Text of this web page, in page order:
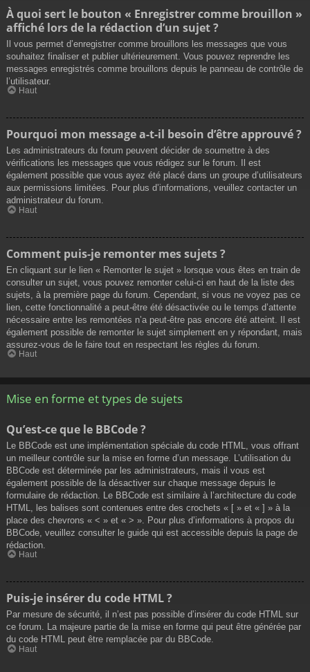
À quoi sert le bouton « Enregistrer comme brouillon »
affiché lors de la rédaction d’un sujet ?
Il vous permet d’enregistrer comme brouillons les messages que vous
souhaitez finaliser et publier ultérieurement. Vous pouvez reprendre les
messages enregistrés comme brouillons depuis le panneau de contrôle de
l’utilisateur.
Haut
Pourquoi mon message a-t-il besoin d’être approuvé ?
Les administrateurs du forum peuvent décider de soumettre à des
vérifications les messages que vous rédigez sur le forum. Il est
également possible que vous ayez été placé dans un groupe d’utilisateurs
aux permissions limitées. Pour plus d’informations, veuillez contacter un
administrateur du forum.
Haut
Comment puis-je remonter mes sujets ?
En cliquant sur le lien « Remonter le sujet » lorsque vous êtes en train de
consulter un sujet, vous pouvez remonter celui-ci en haut de la liste des
sujets, à la première page du forum. Cependant, si vous ne voyez pas ce
lien, cette fonctionnalité a peut-être été désactivée ou le temps d’attente
nécessaire entre les remontées n’a peut-être pas encore été atteint. Il est
également possible de remonter le sujet simplement en y répondant, mais
assurez-vous de le faire tout en respectant les règles du forum.
Haut
Mise en forme et types de sujets
Qu’est-ce que le BBCode ?
Le BBCode est une implémentation spéciale du code HTML, vous offrant
un meilleur contrôle sur la mise en forme d’un message. L’utilisation du
BBCode est déterminée par les administrateurs, mais il vous est
également possible de la désactiver sur chaque message depuis le
formulaire de rédaction. Le BBCode est similaire à l’architecture du code
HTML, les balises sont contenues entre des crochets « [ » et « ] » à la
place des chevrons « < » et « > ». Pour plus d’informations à propos du
BBCode, veuillez consulter le guide qui est accessible depuis la page de
rédaction.
Haut
Puis-je insérer du code HTML ?
Par mesure de sécurité, il n’est pas possible d’insérer du code HTML sur
ce forum. La majeure partie de la mise en forme qui peut être générée par
du code HTML peut être remplacée par du BBCode.
Haut